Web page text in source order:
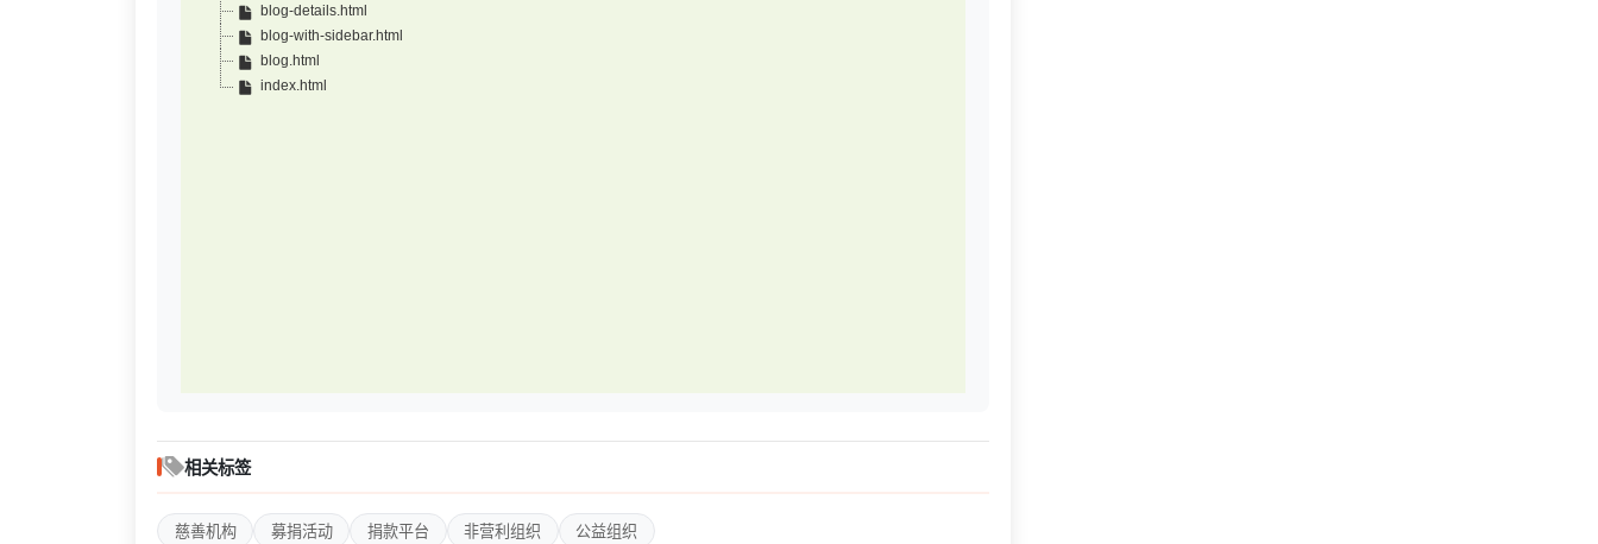
blog-details.html
blog-with-sidebar.html
blog.html
index.html
相关标签
慈善机构 募捐活动 捐款平台 非营利组织 公益组织